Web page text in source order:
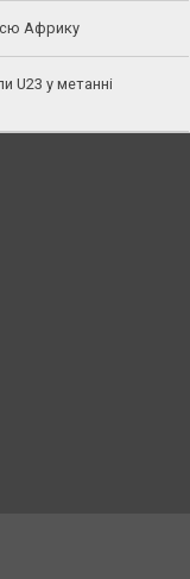
Африку
U23 у метанні